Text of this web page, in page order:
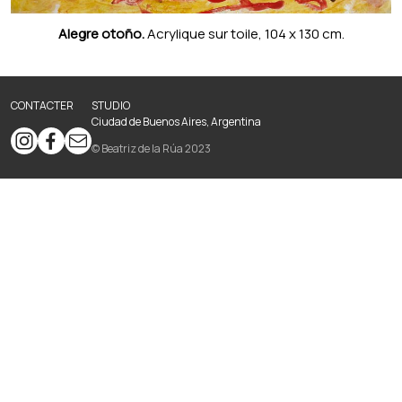
Alegre otoño.Acrylique sur toile, 104 x 130 cm.
CONTACTER
STUDIO
Ciudad de Buenos Aires, Argentina
© Beatriz de la Rúa 2023